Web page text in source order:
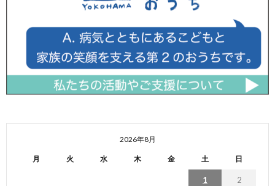
2026年8月
月 火 水 木 金 土 日
1 2